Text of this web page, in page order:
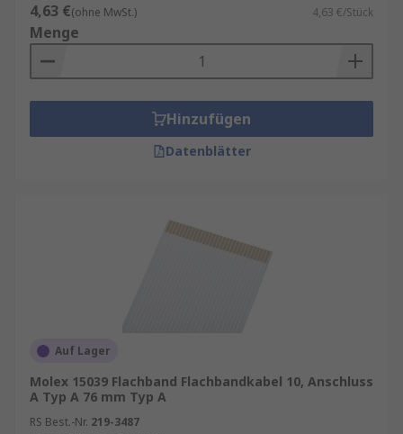
4,63 €(ohne MwSt.) 4,63 €/Stück
Menge
Hinzufügen
Datenblätter
Auf Lager
Molex 15039 Flachband Flachbandkabel 10, Anschluss
A Typ A 76 mm Typ A
RS Best.-Nr. 219-3487